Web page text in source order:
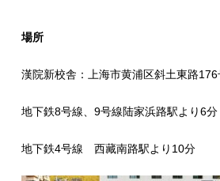
場所
漢院新校舎：上海市黄浦区斜土東路176
地下鉄8号線、9号線陆家浜路駅より6分
地下鉄4号線 西藏南路駅より10分